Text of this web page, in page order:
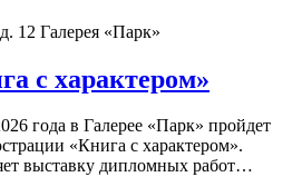
12 Галерея «Парк»
с характером»
года в Галерее «Парк» пройдет
«Книга с характером».
выставку дипломных работ…